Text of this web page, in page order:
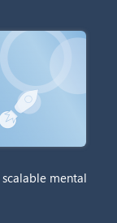
mental